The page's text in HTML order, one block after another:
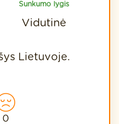
Sunkumo lygis
Vidutinė
Lietuvoje.
0